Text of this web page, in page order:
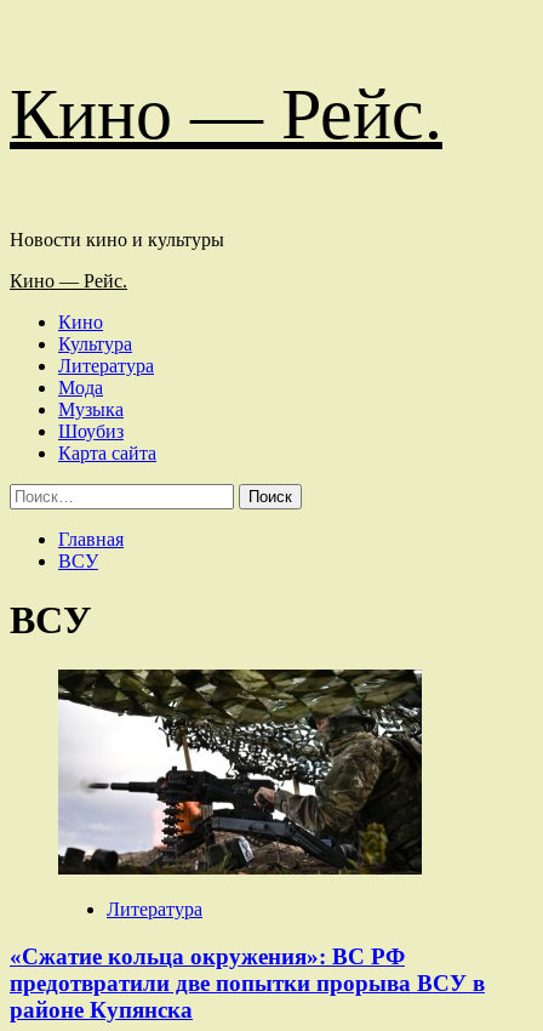
содержимому
Кино — Рейс.
Новости кино и культуры
Основное
Кино — Рейс.
Кино
Культура
Литература
Мода
Музыка
Шоубиз
Карта сайта
Найти:
Главная
ВСУ
ВСУ
Литература
«Сжатие кольца окружения»: ВС РФ
предотвратили две попытки прорыва ВСУ в
районе Купянска